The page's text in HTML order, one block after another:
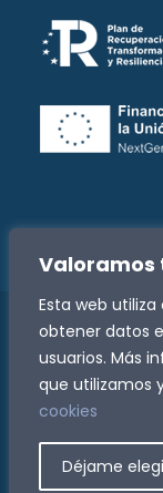
Esta web
obtener datos
usuarios. Más
que utilizamos
cookies
Déjame
Copyright -
Política